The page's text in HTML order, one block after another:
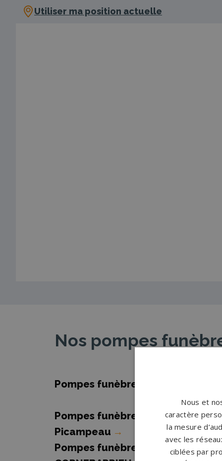
Utiliser ma position actuelle
Nos pompes
Pompes funèbres Auterive
Pompes funèbres Castelnau-
Picampeau →
Pompes funèbres
Nous et
caractère
la mesure
avec les
ciblées par